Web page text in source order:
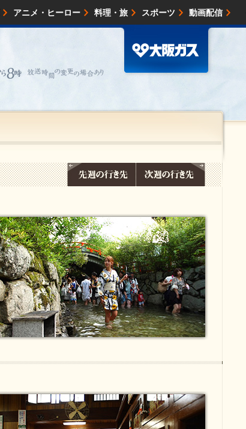
アニメ・ヒーロー 料理・旅 スポーツ 動画配信